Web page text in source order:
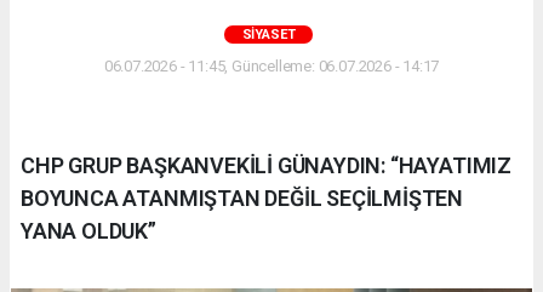
SIYASET
06.07.2026 - 11:45, Güncelleme: 06.07.2026 - 14:17
CHP GRUP BAŞKANVEKİLİ GÜNAYDIN: “HAYATIMIZ
BOYUNCA ATANMIŞTAN DEĞİL SEÇİLMİŞTEN
YANA OLDUK”